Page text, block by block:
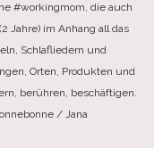
#workingmom, die auch
Jahre) im Anhang all das
Schlafliedern und
Orten, Produkten und
berühren, beschäftigen.
/ Jana